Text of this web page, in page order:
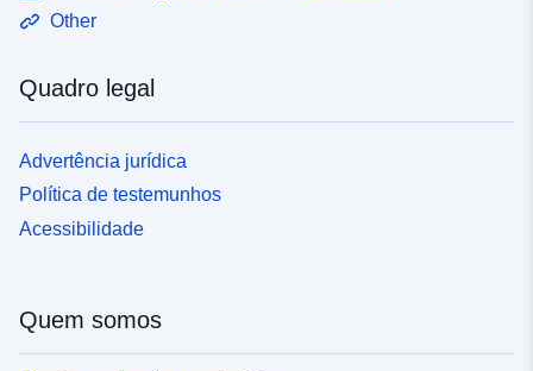
Other
Quadro legal
Advertência jurídica
Política de testemunhos
Acessibilidade
Quem somos